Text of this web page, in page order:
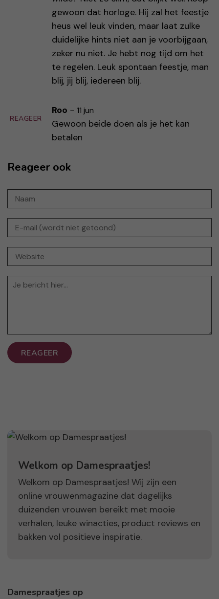
gewoon dat horloge. Hij zal het feestje
heus wel leuk vinden, maar laat zulke
duidelijke hints niet aan je voorbijgaan,
zeker nu niet. Je hebt nog tijd om het
te regelen. Leuk spontaan feestje, man
blij, jij blij, iedereen blij.
REAGEER
Roo - 11 jun
Gewoon beide doen als je het kan
betalen
Reageer ook
REAGEER
Welkom op Damespraatjes!
Welkom op Damespraatjes! Wij zijn een
online vrouwenmagazine dat dagelijks
duizenden vrouwen bereikt met mooie
verhalen, leuke winacties, product reviews en
bakken vol positieve inspiratie.
Damespraatjes op